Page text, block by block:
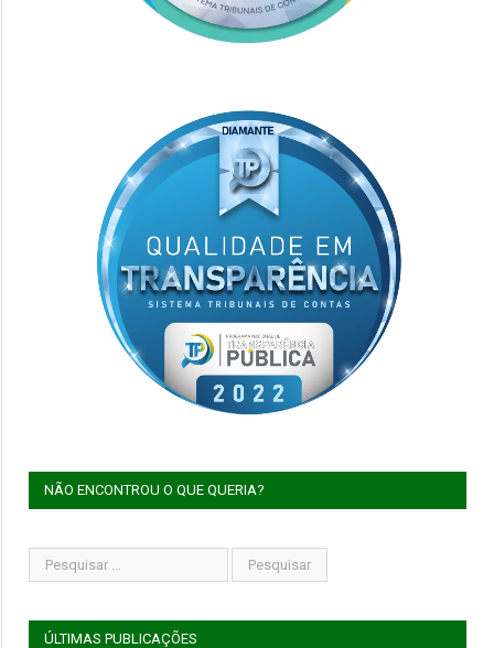
NÃO ENCONTROU O QUE QUERIA?
ÚLTIMAS PUBLICAÇÕES